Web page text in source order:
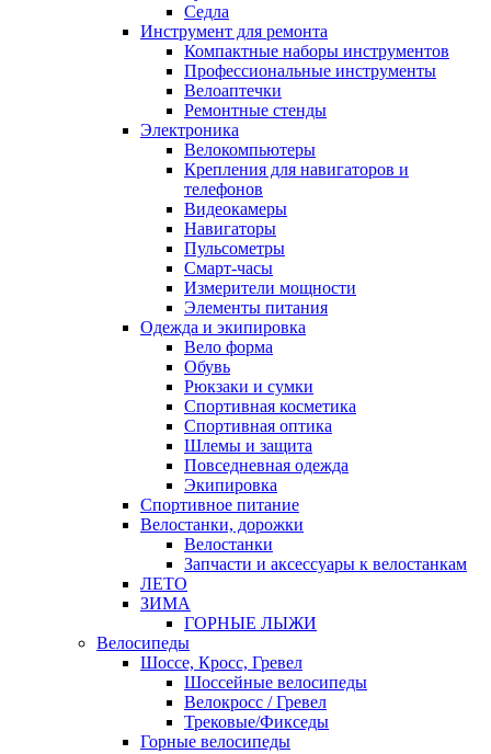
Седла
Инструмент для ремонта
Компактные наборы инструментов
Профессиональные инструменты
Велоаптечки
Ремонтные стенды
Электроника
Велокомпьютеры
Крепления для навигаторов и
телефонов
Видеокамеры
Навигаторы
Пульсометры
Смарт-часы
Измерители мощности
Элементы питания
Одежда и экипировка
Вело форма
Обувь
Рюкзаки и сумки
Спортивная косметика
Спортивная оптика
Шлемы и защита
Повседневная одежда
Экипировка
Спортивное питание
Велостанки, дорожки
Велостанки
Запчасти и аксессуары к велостанкам
ЛЕТО
ЗИМА
ГОРНЫЕ ЛЫЖИ
Велосипеды
Шоссе, Кросс, Гревел
Шоссейные велосипеды
Велокросс / Гревел
Трековые/Фикседы
Горные велосипеды